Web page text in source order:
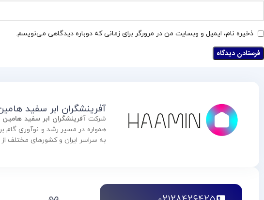
ذخیره نام، ایمیل و وبسایت من در مرورگر برای زمانی که دوباره دیدگاهی می‌نویسم.
آفرینشگران ابر سفید
شرکتآفرینشگران ابر سفید هامین
به سراسر ایران و کشورهای مختلف